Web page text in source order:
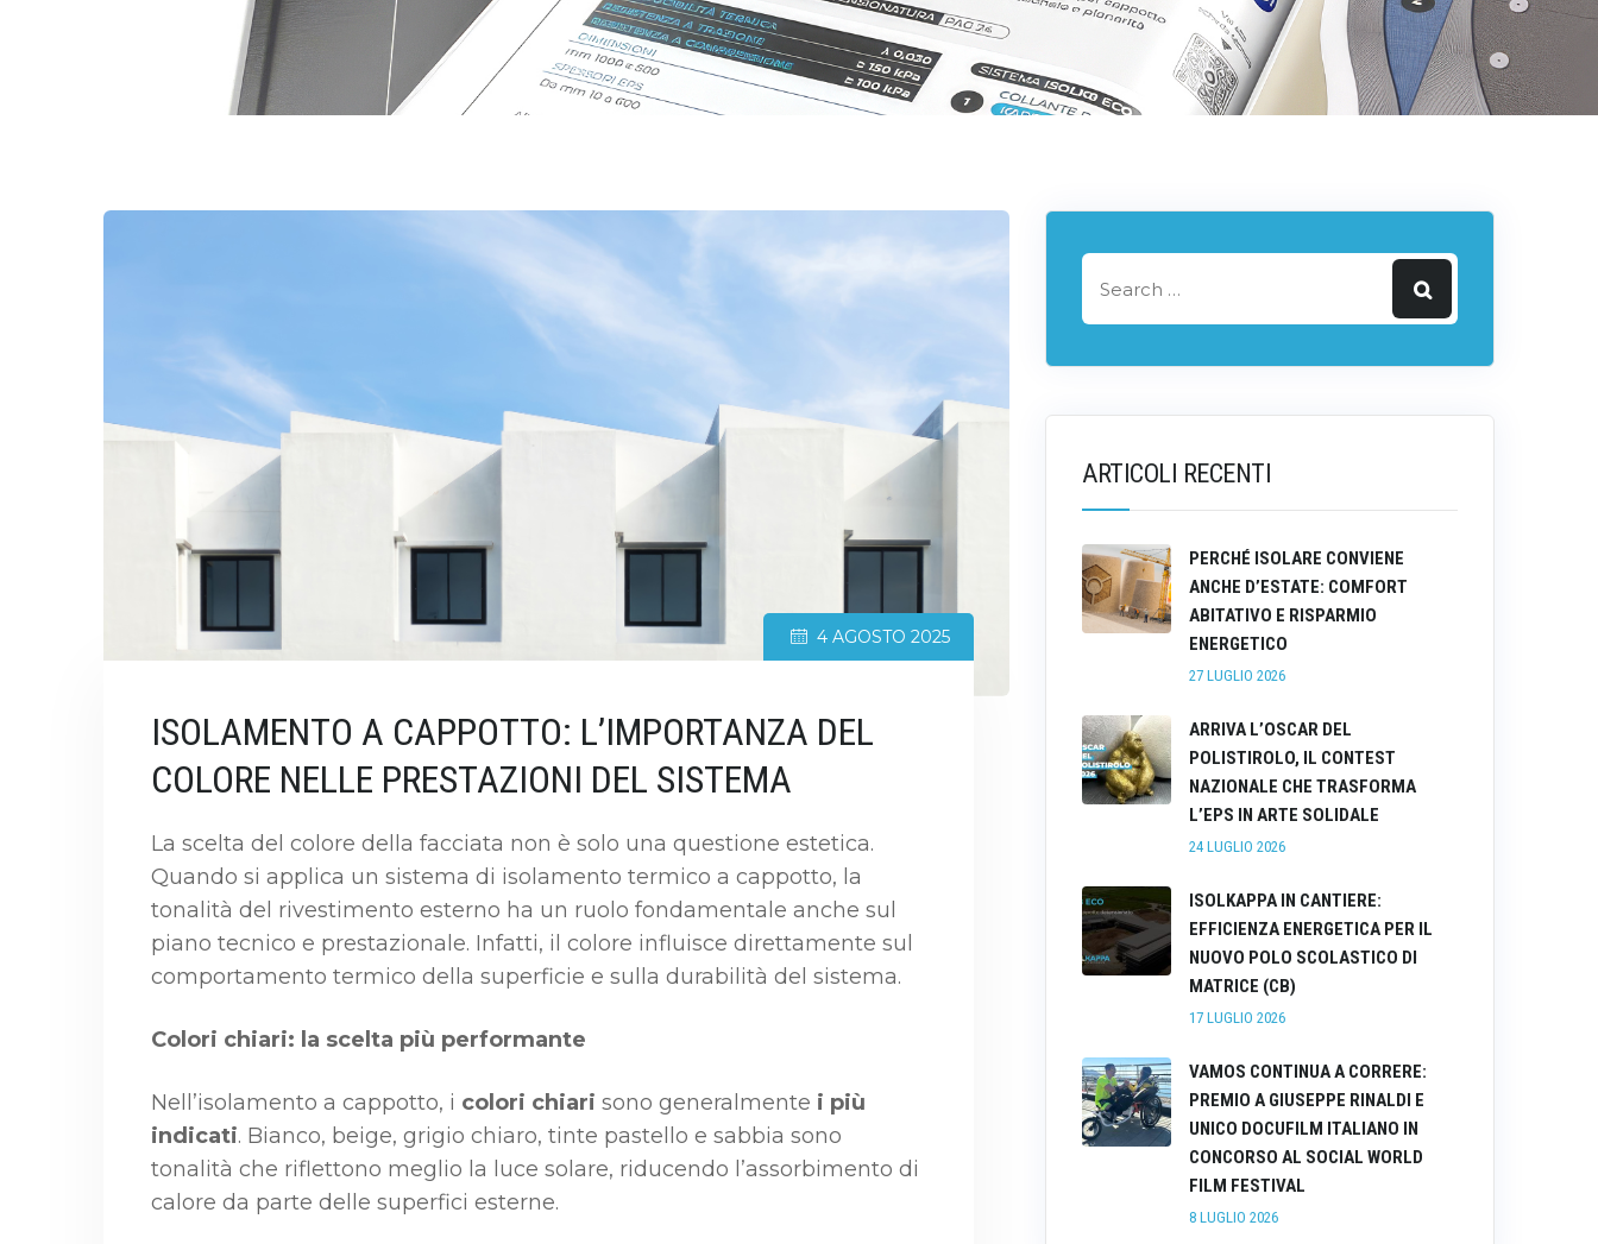
4 AGOSTO 2025
ISOLAMENTO A CAPPOTTO: L’IMPORTANZA DEL
COLORE NELLE PRESTAZIONI DEL SISTEMA
La scelta del colore della facciata non è solo una questione estetica.
Quando si applica un sistema di isolamento termico a cappotto, la
tonalità del rivestimento esterno ha un ruolo fondamentale anche sul
piano tecnico e prestazionale. Infatti, il colore influisce direttamente sul
comportamento termico della superficie e sulla durabilità del sistema.
Colori chiari: la scelta più performante
Nell’isolamento a cappotto, i colori chiari sono generalmente i più
indicati. Bianco, beige, grigio chiaro, tinte pastello e sabbia sono
tonalità che riflettono meglio la luce solare, riducendo l’assorbimento di
calore da parte delle superfici esterne.
ARTICOLI RECENTI
PERCHÉ ISOLARE CONVIENE
ANCHE D’ESTATE: COMFORT
ABITATIVO E RISPARMIO
ENERGETICO
27 LUGLIO 2026
ARRIVA L’OSCAR DEL
POLISTIROLO, IL CONTEST
NAZIONALE CHE TRASFORMA
L’EPS IN ARTE SOLIDALE
24 LUGLIO 2026
ISOLKAPPA IN CANTIERE:
EFFICIENZA ENERGETICA PER IL
NUOVO POLO SCOLASTICO DI
MATRICE (CB)
17 LUGLIO 2026
VAMOS CONTINUA A CORRERE:
PREMIO A GIUSEPPE RINALDI E
UNICO DOCUFILM ITALIANO IN
CONCORSO AL SOCIAL WORLD
FILM FESTIVAL
8 LUGLIO 2026